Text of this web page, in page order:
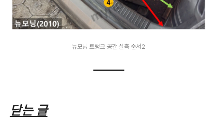
뉴모닝 트렁크 공간 실측 순서2
닫는 글